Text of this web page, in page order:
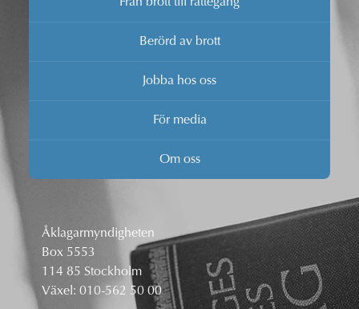
Berörd av brott
Jobba hos oss
För media
Om oss
Åklagarmyndigheten
Box 5553
114 85 Stockholm
Växel: 010-562 50 00